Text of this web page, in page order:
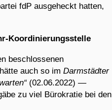
fdP ausgeheckt hatten,
Koordinierungsstelle
beschlossenen
auch so imDarmstädter
(02.06.2022) —
zu viel Bürokratie bei den